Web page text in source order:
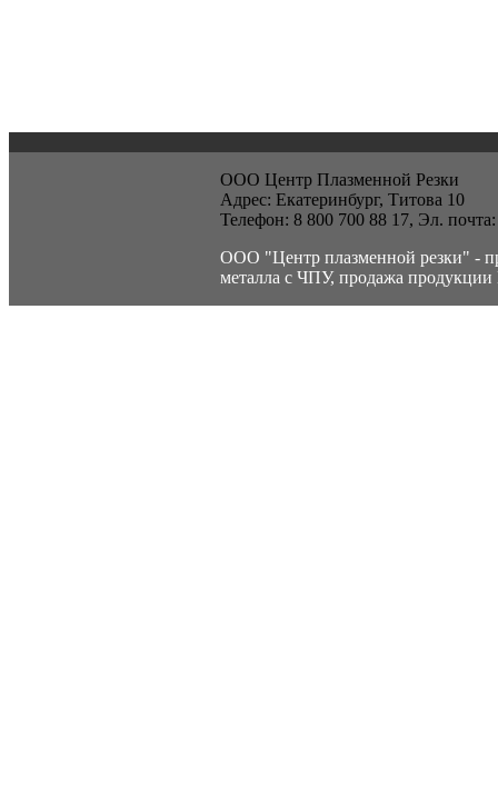
ООО Центр Плазменной Резки
Адрес: Екатеринбург, Титова 10
Телефон: 8 800 700 88 17, Эл.
ООО "Центр плазменной резки" -
металла с ЧПУ, продажа продукции